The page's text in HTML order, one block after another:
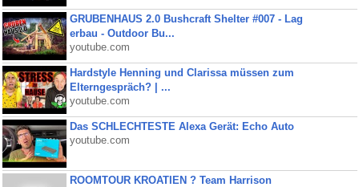
GRUBENHAUS 2.0 Bushcraft Shelter #007 - Lag
erbau - Outdoor Bu...
youtube.com
Hardstyle Henning und Clarissa müssen zum
Elterngespräch? | ...
youtube.com
Das SCHLECHTESTE Alexa Gerät: Echo Auto
youtube.com
ROOMTOUR KROATIEN ? Team Harrison